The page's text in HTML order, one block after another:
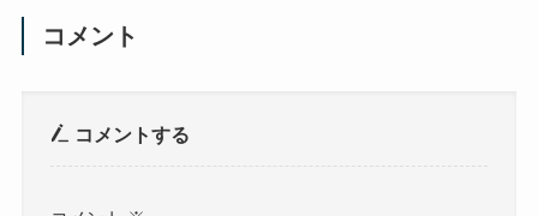
コメント
コメントする